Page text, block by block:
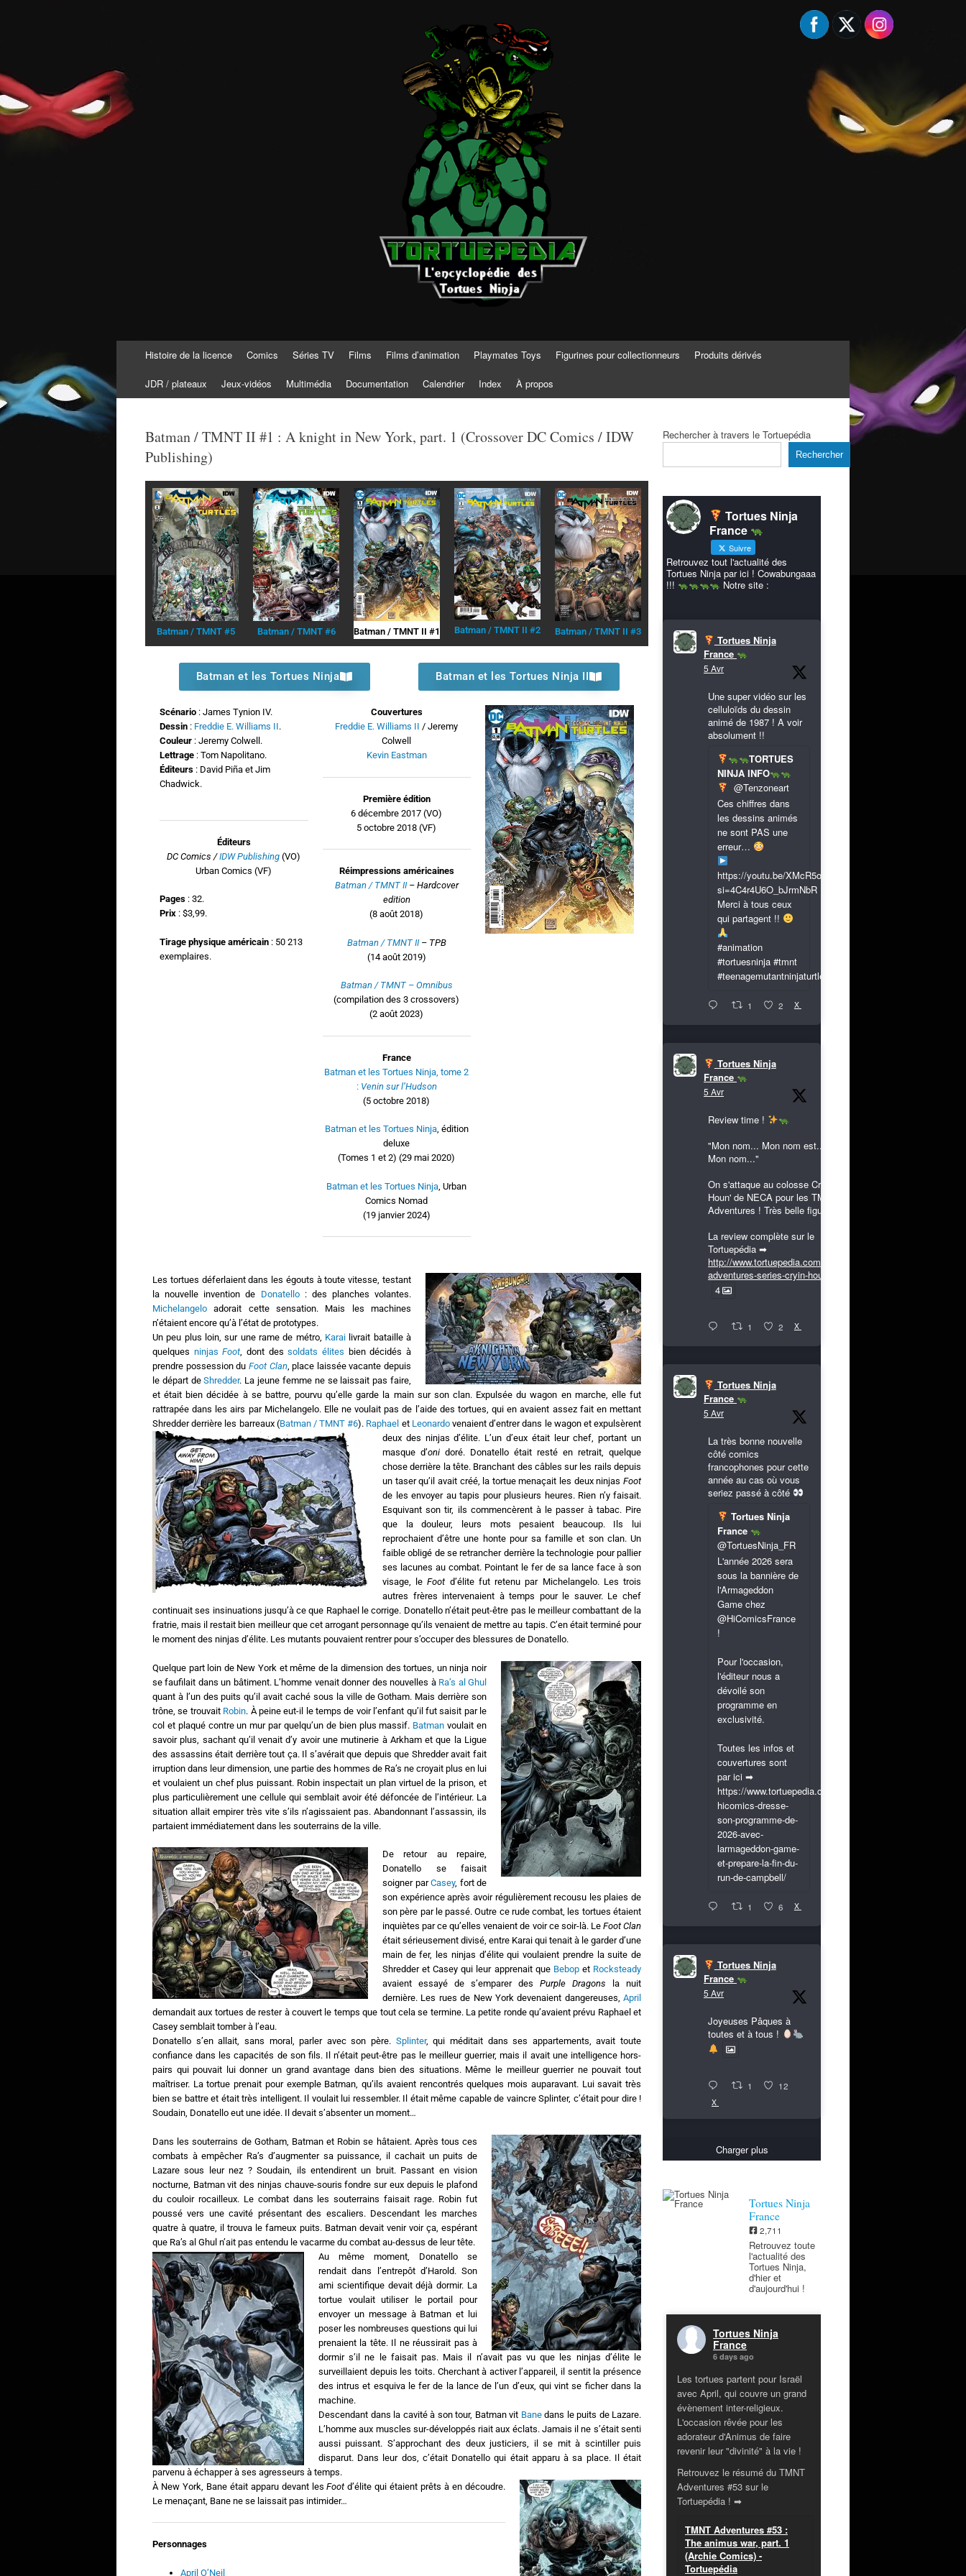
Tortuepédia
L'encyclopédie des Tortues Ninja !
Histoire de la licence Comics Séries TV Films Films d’animation Playmates Toys Figurines pour collectionneurs Produits dérivés
JDR / plateaux Jeux-vidéos Multimédia Documentation Calendrier Index À propos
Batman / TMNT II #1 : A knight in New York, part. 1 (Crossover DC Comics / IDW
Publishing)
Batman / TMNT #5 Batman / TMNT #6 Batman / TMNT II #1 Batman / TMNT II #2 Batman / TMNT II #3
Batman et les Tortues Ninja Batman et les Tortues Ninja II
Scénario : James Tynion IV.
Dessin : Freddie E. Williams II.
Couleur : Jeremy Colwell.
Lettrage : Tom Napolitano.
Éditeurs : David Piña et Jim
Chadwick.
Éditeurs
DC Comics /IDW Publishing (VO)
Urban Comics (VF)
Pages : 32.
Prix : $3,99.
Tirage physique américain : 50 213
exemplaires.
Couvertures
Freddie E. Williams II / Jeremy
Colwell
Kevin Eastman
Première édition
6 décembre 2017 (VO)
5 octobre 2018 (VF)
Réimpressions américaines
Batman / TMNT II – Hardcover
edition
(8 août 2018)
Batman / TMNT II– TPB
(14 août 2019)
Batman / TMNT – Omnibus
(compilation des 3 crossovers)
(2 août 2023)
France
Batman et les Tortues Ninja, tome 2
: Venin sur l’Hudson
(5 octobre 2018)
Batman et les Tortues Ninja, édition
deluxe
(Tomes 1 et 2) (29 mai 2020)
Batman et les Tortues Ninja ,Urban
Comics Nomad
(19 janvier 2024)
Les tortues déferlaient dans les égouts à toute vitesse, testant
la nouvelle invention de Donatello: des planches volantes.
Michelangelo adorait cette sensation. Mais les machines
n’étaient encore qu’à l’état de prototypes.
Un peu plus loin, sur une rame de métro, Karai livrait bataille à
quelques ninjasFoot, dont dessoldats élites bien décidés à
prendre possession du Foot Clan, place laissée vacante depuis
le départ deShredder. La jeune femme ne se laissait pas faire,
et était bien décidée à se battre, pourvu qu’elle garde la main sur son clan. Expulsée du wagon en marche, elle fut
rattrapée dans les airs par Michelangelo. Elle ne voulait pas de l’aide des tortues, qui en avaient assez fait en mettant
Shredder derrière les barreaux (Batman / TMNT #6). Raphael et Leonardovenaient d’entrer dans le wagon et expulsèrent
deux des ninjas d’élite. L’un d’eux était leur chef, portant un
masque d’oni doré. Donatello était resté en retrait, quelque
chose derrière la tête. Branchant des câbles sur les rails depuis
un taser qu’il avait créé, la tortue menaçait les deux ninjas Foot
de les envoyer au tapis pour plusieurs heures. Rien n’y faisait.
Esquivant son tir, ils commencèrent à le passer à tabac. Pire
que la douleur, leurs mots pesaient beaucoup. Ils lui
reprochaient d’être une honte pour sa famille et son clan. Un
faible obligé de se retrancher derrière la technologie pour pallier
ses lacunes au combat. Pointant le fer de sa lance face à son
visage, leFoot d’élite fut retenu par Michelangelo. Les trois
autres frères intervenaient à temps pour le sauver. Le chef
continuait ses insinuations jusqu’à ce que Raphael le corrige. Donatello n’était peut-être pas le meilleur combattant de la
fratrie, mais il restait bien meilleur que cet arrogant personnage qu’ils venaient de mettre au tapis. C’en était terminé pour
le moment des ninjas d’élite. Les mutants pouvaient rentrer pour s’occuper des blessures de Donatello.
Quelque part loin de New York et même de la dimension des tortues, un ninja noir
se faufilait dans un bâtiment. L’homme venait donner des nouvelles à Ra’s al Ghul
quant à l’un des puits qu’il avait caché sous la ville de Gotham. Mais derrière son
trône, se trouvait Robin. À peine eut-il le temps de voir l’enfant qu’il fut saisit par le
col et plaqué contre un mur par quelqu’un de bien plus massif. Batman voulait en
savoir plus, sachant qu’il venait d’y avoir une mutinerie à Arkham et que la Ligue
des assassins était derrière tout ça. Il s’avérait que depuis que Shredder avait fait
irruption dans leur dimension, une partie des hommes de Ra’s ne croyait plus en lui
et voulaient un chef plus puissant. Robin inspectait un plan virtuel de la prison, et
plus particulièrement une cellule qui semblait avoir été défoncée de l’intérieur. La
situation allait empirer très vite s’ils n’agissaient pas. Abandonnant l’assassin, ils
partaient immédiatement dans les souterrains de la ville.
De retour au repaire,
Donatello se faisait
soigner parCasey, fort de
son expérience après avoir régulièrement recousu les plaies de
son père par le passé. Outre ce rude combat, les tortues étaient
inquiètes par ce qu’elles venaient de voir ce soir-là. Le Foot Clan
était sérieusement divisé, entre Karai qui tenait à le garder d’une
main de fer, les ninjas d’élite qui voulaient prendre la suite de
Shredder et Casey qui leur apprenait que Bebopet Rocksteady
avaient essayé de s’emparer des Purple Dragons la nuit
dernière. Les rues de New York devenaient dangereuses, April
demandait aux tortues de rester à couvert le temps que tout cela se termine. La petite ronde qu’avaient prévu Raphael et
Casey semblait tomber à l’eau.
Donatello s’en allait, sans moral, parler avec son père. Splinter, qui méditait dans ses appartements, avait toute
confiance dans les capacités de son fils. Il n’était peut-être pas le meilleur guerrier, mais il avait une intelligence hors-
pairs qui pouvait lui donner un grand avantage dans bien des situations. Même le meilleur guerrier ne pouvait tout
maîtriser. La tortue prenait pour exemple Batman, qu’ils avaient rencontrés quelques mois auparavant. Lui savait très
bien se battre et était très intelligent. Il voulait lui ressembler. Il était même capable de vaincre Splinter, c’était pour dire !
Soudain, Donatello eut une idée. Il devait s’absenter un moment…
Dans les souterrains de Gotham, Batman et Robin se hâtaient. Après tous ces
combats à empêcher Ra’s d’augmenter sa puissance, il cachait un puits de
Lazare sous leur nez ? Soudain, ils entendirent un bruit. Passant en vision
nocturne, Batman vit des ninjas chauve-souris fondre sur eux depuis le plafond
du couloir rocailleux. Le combat dans les souterrains faisait rage. Robin fut
poussé vers une cavité présentant des escaliers. Descendant les marches
quatre à quatre, il trouva le fameux puits. Batman devait venir voir ça, espérant
que Ra’s al Ghul n’ait pas entendu le vacarme du combat au-dessus de leur tête.
Au même moment, Donatello se
rendait dans l’entrepôt d’Harold. Son
ami scientifique devait déjà dormir. La
tortue voulait utiliser le portail pour
envoyer un message à Batman et lui
poser les nombreuses questions qui lui
prenaient la tête. Il ne réussirait pas à
dormir s’il ne le faisait pas. Mais il n’avait pas vu que les ninjas d’élite le
surveillaient depuis les toits. Cherchant à activer l’appareil, il sentit la présence
des intrus et esquiva le fer de la lance de l’un d’eux, qui vint se ficher dans la
machine.
Descendant dans la cavité à son tour, Batman vit Banedans le puits de Lazare.
L’homme aux muscles sur-développés riait aux éclats. Jamais il ne s’était senti
aussi puissant. S’approchant des deux justiciers, il se mit à scintiller puis
disparut. Dans leur dos, c’était Donatello qui était apparu à sa place. Il était
parvenu à échapper à ses agresseurs à temps.
À New York, Bane était apparu devant lesFootd’élite qui étaient prêts à en découdre.
Le menaçant, Bane ne se laissait pas intimider…
Personnages
April O’Neil
Rechercher à travers le Tortuepédia
Rechercher
Tortues Ninja
France
Suivre
Retrouvez tout l'actualité des
Tortues Ninja par ici ! Cowabungaaa
!!!
Notre site :
Tortues Ninja
France
5 Avr
Une super vidéo sur les
celluloïds du dessin
animé de 1987 ! A voir
absolument !!
TORTUES
NINJA INFO
@Tenzoneart
Ces chiffres dans
les dessins animés
ne sont PAS une
erreur…
https://youtu.be/XMcR5or9N8A?
si=4C4r4U6O_bJrmNbR
Merci à tous ceux
qui partagent !!
#animation
#tortuesninja #tmnt
#teenagemutantninjaturtles
1 2 X
Tortues Ninja
France
5 Avr
Review time !
"Mon nom... Mon nom est...
Mon nom..."
On s'attaque au colosse Cryin'
Houn' de NECA pour les TMNT
Adventures ! Très belle figurine !
La review complète sur le
Tortuepédia ➡
http://www.tortuepedia.com/tmnt-
adventures-series-cryin-houn...
4
1 2 X
Tortues Ninja
France
5 Avr
La très bonne nouvelle
côté comics
francophones pour cette
année au cas où vous
seriez passé à côté
Tortues Ninja
France
@TortuesNinja_FR
L'année 2026 sera
sous la bannière de
l'Armageddon
Game chez
@HiComicsFrance
!
Pour l'occasion,
l'éditeur nous a
dévoilé son
programme en
exclusivité.
Toutes les infos et
couvertures sont
par ici ➡
https://www.tortuepedia.com/2026/03/31/exclusif-
hicomics-dresse-
son-programme-de-
2026-avec-
larmageddon-game-
et-prepare-la-fin-du-
run-de-campbell/
1 6 X
Tortues Ninja
France
5 Avr
Joyeuses Pâques à
toutes et à tous !
1 12
X
Charger plus
Tortues Ninja
France
2,711
Retrouvez toute
l'actualité des
Tortues Ninja,
d'hier et
d'aujourd'hui !
Tortues Ninja
France
6 days ago
Les tortues partent pour Israël
avec April, qui couvre un grand
évènement inter-religieux.
L'occasion rêvée pour les
adorateur d'Animus de faire
revenir leur "divinité" à la vie !
Retrouvez le résumé du TMNT
Adventures #53 sur le
Tortuepédia ! ➡
TMNT Adventures #53 :
The animus war, part. 1
(Archie Comics) -
Tortuepédia